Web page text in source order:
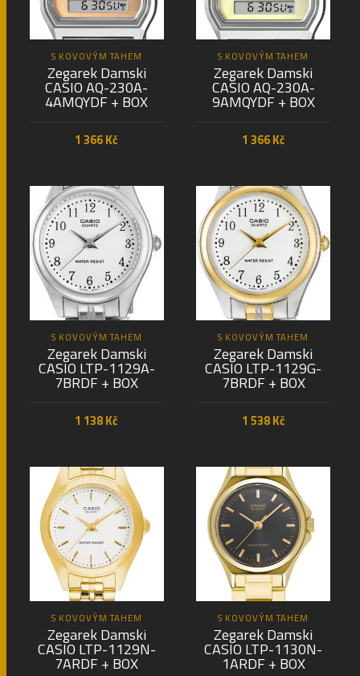
S KOVOVÝM TAHEM
Zegarek Damski
CASIO AQ-230A-
4AMQYDF + BOX
1 366Kč
S KOVOVÝM TAHEM
Zegarek Damski
CASIO AQ-230A-
9AMQYDF + BOX
1 366Kč
S KOVOVÝM TAHEM
Zegarek Damski
CASIO LTP-1129A-
7BRDF + BOX
1 138Kč
S KOVOVÝM TAHEM
Zegarek Damski
CASIO LTP-1129G-
7BRDF + BOX
1 538Kč
S KOVOVÝM TAHEM
Zegarek Damski
CASIO LTP-1129N-
7ARDF + BOX
S KOVOVÝM TAHEM
Zegarek Damski
CASIO LTP-1130N-
1ARDF + BOX